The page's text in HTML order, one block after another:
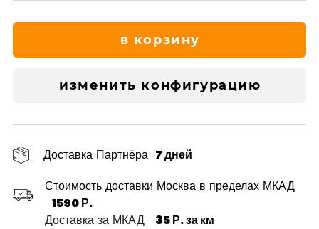
в корзину
изменить конфигурацию
Доставка Партнёра 7 дней
Стоимость доставки Москва в пределах МКАД
1590 Р.
Доставка за МКАД
35 Р. за км